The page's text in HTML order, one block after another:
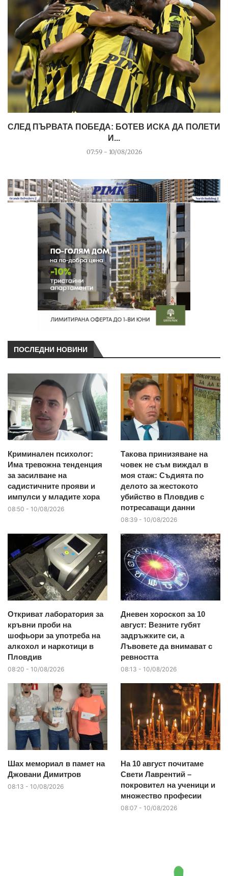
СЛЕД ПЪРВАТА ПОБЕДА: БОТЕВ ИСКА ДА ПОЛЕТИ
И...
07:59 - 10/08/2026
ПОСЛЕДНИ НОВИНИ
Криминален психолог:
Има тревожна тенденция
за засилване на
садистичните прояви и
импулси у младите хора
08:50 - 10/08/2026
Такова принизяване на
човек не съм виждал в
моя стаж: Съдията по
делото за жестокото
убийство в Пловдив с
потресаващи данни
08:39 - 10/08/2026
Откриват лаборатория за
кръвни проби на
шофьори за употреба на
алкохол и наркотици в
Пловдив
08:20 - 10/08/2026
Дневен хороскоп за 10
август: Везните губят
задръжките си, а
Лъвовете да внимават с
ревността
08:13 - 10/08/2026
Шах мемориал в памет на
Джовани Димитров
08:13 - 10/08/2026
На 10 август почитаме
Свети Лаврентий –
покровител на ученици и
множество професии
08:07 - 10/08/2026